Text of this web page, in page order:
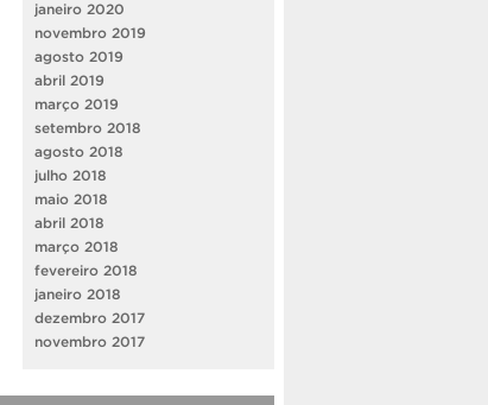
janeiro 2020
novembro 2019
agosto 2019
abril 2019
março 2019
setembro 2018
agosto 2018
julho 2018
maio 2018
abril 2018
março 2018
fevereiro 2018
janeiro 2018
dezembro 2017
novembro 2017